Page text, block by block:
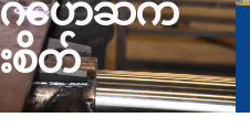
ဂဟေဆက်
စိတ်